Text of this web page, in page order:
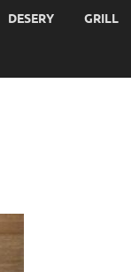
DESERY GRILL